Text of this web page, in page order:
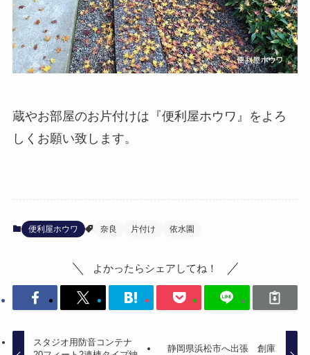
蔵やお部屋のお片付けは『便利屋ホウワ』をよろ
しくお願い致します。
便利屋ホウワ 奈良 片付け 依水園
よかったらシェアしてね！
スタジオ用防音コンテナ
静岡県浜松市へ出張 創庫